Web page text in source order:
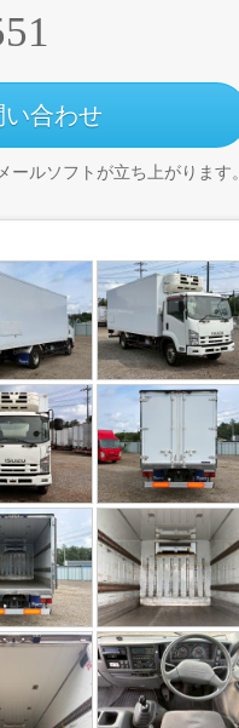
合わせ
ールソフトが立ち上がります。